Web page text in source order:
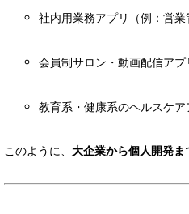
社内用業務アプリ（例：営業
会員制サロン・動画配信アプ
教育系・健康系のヘルスケ
このように、 大企業から個人開発ま